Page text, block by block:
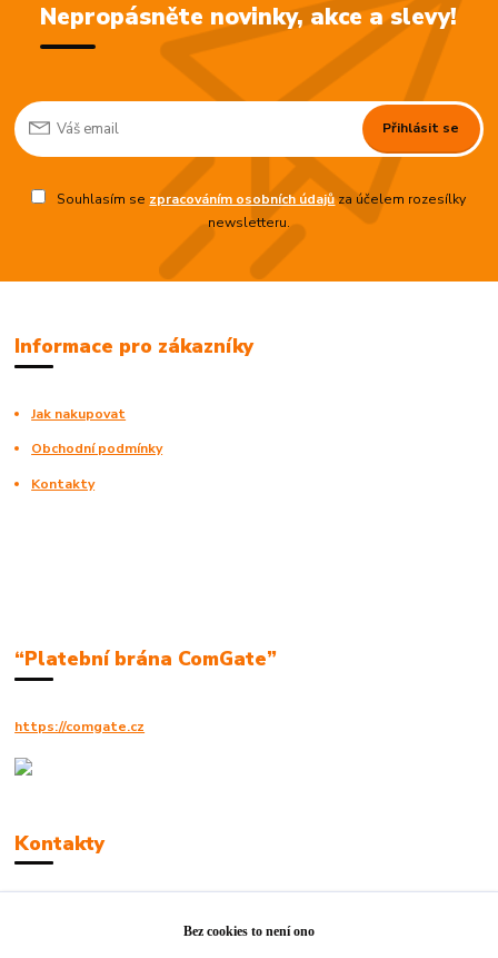
Nepropásněte novinky, akce a slevy!
Přihlásit se
Souhlasím se zpracováním osobních údajůza účelem rozesílky
newsletteru.
Informace pro zákazníky
Jak nakupovat
Obchodní podmínky
Kontakty
“Platební brána ComGate”
https://comgate.cz
Kontakty
Bez cookies to není ono